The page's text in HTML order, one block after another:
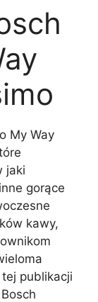
My Way
jaki
gorące
kawy,
publikacji